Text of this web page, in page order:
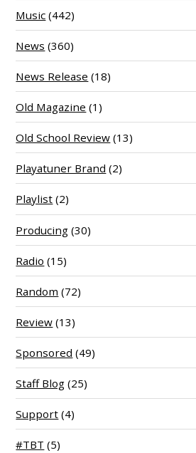
Music (442)
News (360)
News Release (18)
Old Magazine (1)
Old School Review (13)
Playatuner Brand (2)
Playlist (2)
Producing (30)
Radio (15)
Random (72)
Review (13)
Sponsored (49)
Staff Blog (25)
Support (4)
#TBT (5)